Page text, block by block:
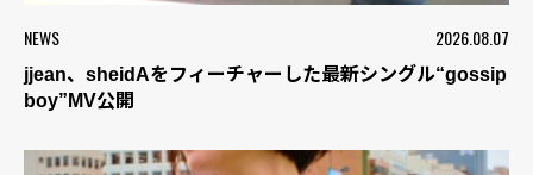
NEWS 2026.08.07
jjean、sheidAをフィーチャーした最新シングル“gossip
boy”MV公開